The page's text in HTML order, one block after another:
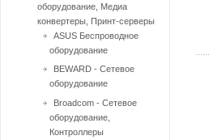
оборудование, Медиа
конвертеры, Принт-серверы
ASUS Беспроводное
оборудование
BEWARD - Сетевое
оборудование
Broadcom - Сетевое
оборудование,
Контроллеры